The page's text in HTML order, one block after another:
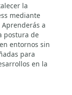
la
mediante
Aprenderás a
postura de
entornos sin
para
en la